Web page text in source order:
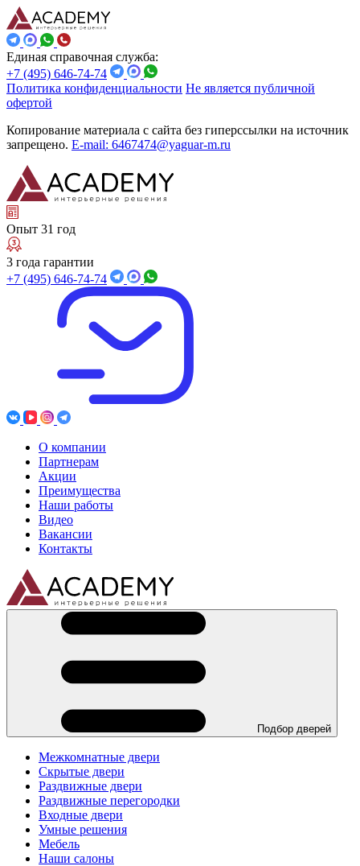
Единая справочная служба:
+7 (495) 646-74-74
Политика конфиденциальности Не является публичной
офертой
Копирование материала с сайта без гиперссылки на источник
запрещено. E-mail: 6467474@yaguar-m.ru
Опыт 31 год
3 года гарантии
+7 (495) 646-74-74
О компании
Партнерам
Акции
Преимущества
Наши работы
Видео
Вакансии
Контакты
Подбор дверей
Межкомнатные двери
Скрытые двери
Раздвижные двери
Раздвижные перегородки
Входные двери
Умные решения
Мебель
Наши салоны